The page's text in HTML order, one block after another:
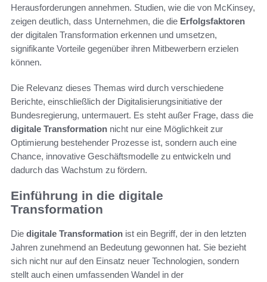
Herausforderungen annehmen. Studien, wie die von McKinsey,
zeigen deutlich, dass Unternehmen, die die Erfolgsfaktoren
der digitalen Transformation erkennen und umsetzen,
signifikante Vorteile gegenüber ihren Mitbewerbern erzielen
können.
Die Relevanz dieses Themas wird durch verschiedene
Berichte, einschließlich der Digitalisierungsinitiative der
Bundesregierung, untermauert. Es steht außer Frage, dass die
digitale Transformation nicht nur eine Möglichkeit zur
Optimierung bestehender Prozesse ist, sondern auch eine
Chance, innovative Geschäftsmodelle zu entwickeln und
dadurch das Wachstum zu fördern.
Einführung in die digitale
Transformation
Die digitale Transformation ist ein Begriff, der in den letzten
Jahren zunehmend an Bedeutung gewonnen hat. Sie bezieht
sich nicht nur auf den Einsatz neuer Technologien, sondern
stellt auch einen umfassenden Wandel in der